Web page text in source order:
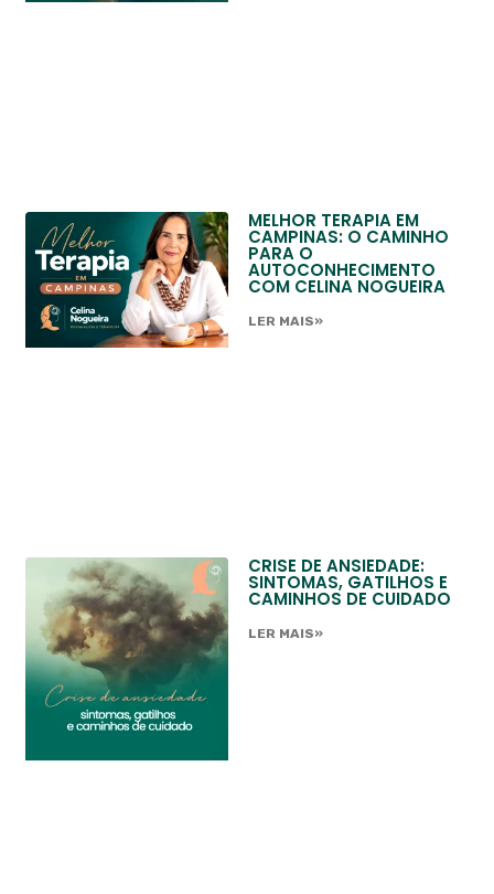
MELHOR TERAPIA EM
CAMPINAS: O CAMINHO
PARA O
AUTOCONHECIMENTO
COM CELINA NOGUEIRA
LER MAIS»
CRISE DE ANSIEDADE:
SINTOMAS, GATILHOS E
CAMINHOS DE CUIDADO
LER MAIS»